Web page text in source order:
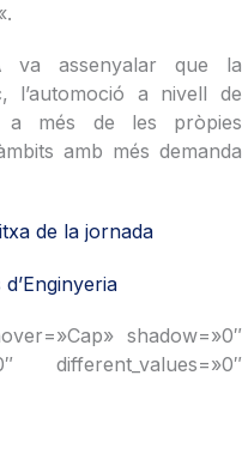
va assenyalar que la
l’automoció a nivell de
a més de les pròpies
amb més demanda
de la jornada
d’Enginyeria
shadow=»0″
different_values=»0″